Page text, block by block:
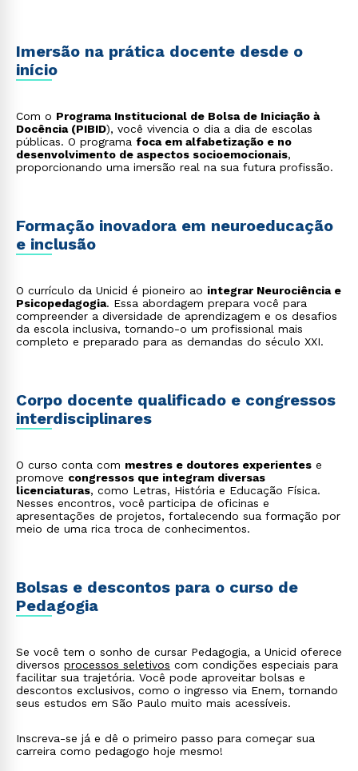
Imersão na prática docente desde o
início
Com o Programa Institucional de Bolsa de Iniciação à
Docência (PIBID), você vivencia o dia a dia de escolas
públicas. O programa foca em alfabetização e no
desenvolvimento de aspectos socioemocionais,
proporcionando uma imersão real na sua futura profissão.
Formação inovadora em neuroeducação
e inclusão
O currículo da Unicid é pioneiro ao integrar Neurociência e
Psicopedagogia. Essa abordagem prepara você para
compreender a diversidade de aprendizagem e os desafios
da escola inclusiva, tornando-o um profissional mais
completo e preparado para as demandas do século XXI.
Corpo docente qualificado e congressos
interdisciplinares
O curso conta com mestres e doutores experientes e
promove congressos que integram diversas
licenciaturas, como Letras, História e Educação Física.
Nesses encontros, você participa de oficinas e
apresentações de projetos, fortalecendo sua formação por
meio de uma rica troca de conhecimentos.
Bolsas e descontos para o curso de
Pedagogia
Se você tem o sonho de cursar Pedagogia, a Unicid oferece
diversos processos seletivos com condições especiais para
facilitar sua trajetória. Você pode aproveitar bolsas e
descontos exclusivos, como o ingresso via Enem, tornando
seus estudos em São Paulo muito mais acessíveis.
Inscreva-se já e dê o primeiro passo para começar sua
carreira como pedagogo hoje mesmo!